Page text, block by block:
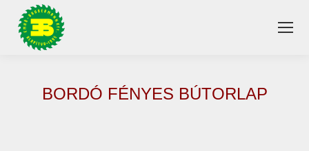
BORDÓ FÉNYES BÚTORLAP